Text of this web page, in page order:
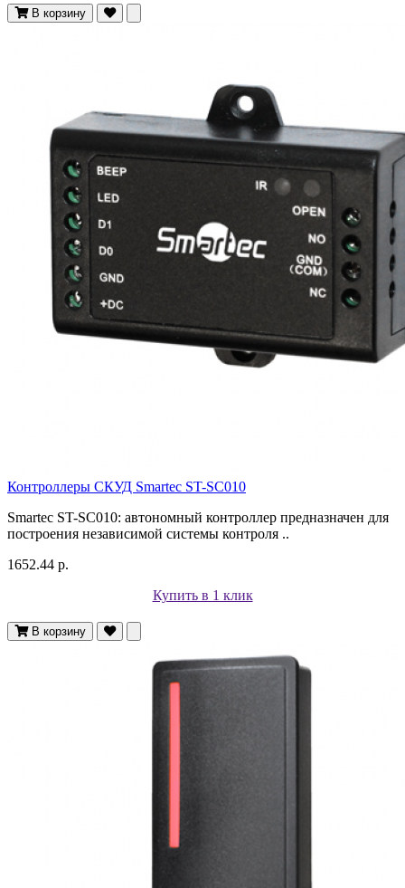
В корзину
Контроллеры СКУД Smartec ST-SC010
Smartec ST-SC010: автономный контроллер предназначен для
построения независимой системы контроля ..
1652.44 р.
Купить в 1 клик
В корзину